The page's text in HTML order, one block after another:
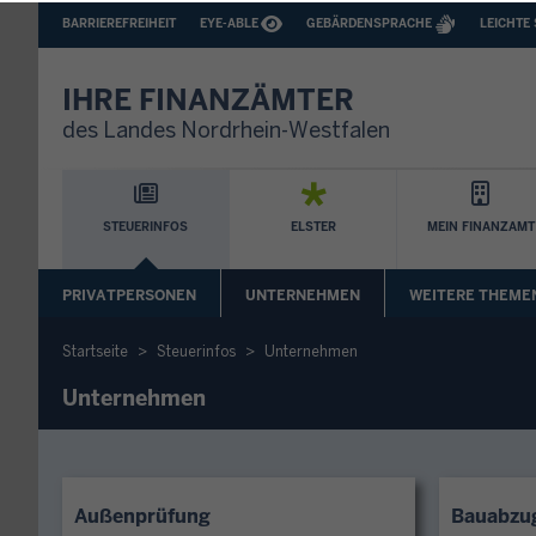
BARRIEREFREIHEIT SPRACHEN
EYE-ABLE GEBÄRDENSPRACHE LEICHTE
IHRE FINANZÄMTER
des Landes Nordrhein-Westfalen
Hauptnavigation
STEUERINFOS ELSTER MEIN FINANZAMT
PRIVATPERSONEN UNTERNEHMEN WEITERE
Startseite Steuerinfos Unternehmen
Unternehmen
Außenprüfung